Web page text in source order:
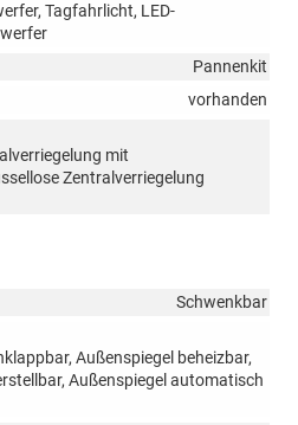
Tagfahrlicht, LED-
Pannenkit
vorhanden
mit
Zentralverriegelung
Schwenkbar
Außenspiegel beheizbar,
Außenspiegel automatisch